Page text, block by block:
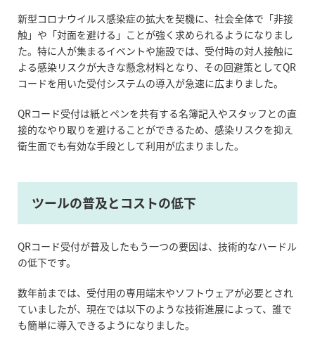
新型コロナウイルス感染症の拡大を契機に、社会全体で「非接
触」や「対面を避ける」ことが強く求められるようになりまし
た。特に人が集まるイベントや施設では、受付時の対人接触に
よる感染リスクが大きな懸念材料となり、その回避策としてQR
コードを用いた受付システムの導入が急速に広まりました。
QRコード受付は紙とペンを共有する名簿記入やスタッフとの直
接的なやり取りを避けることができるため、感染リスクを抑え
衛生面でも有効な手段として利用が広まりました。
ツールの普及とコストの低下
QRコード受付が普及したもう一つの要因は、技術的なハードル
の低下です。
数年前までは、受付用の専用端末やソフトウェアが必要とされ
ていましたが、現在では以下のような技術進展によって、誰で
も簡単に導入できるようになりました。